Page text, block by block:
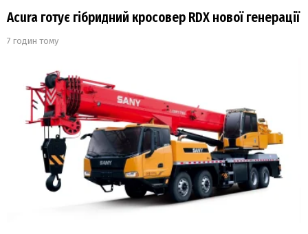
Acura готує гібридний кросовер RDX нової генерації
7 годин тому